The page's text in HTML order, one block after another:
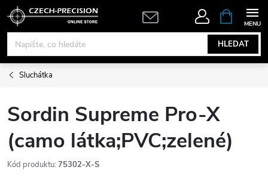
Přejít
obsah
HLEDAT
NÁKUPNÍ
KOŠÍK
Sluchátka
Sordin Supreme Pro-X
(camo látka;PVC;zelené)
Kód produktu: 75302-X-S